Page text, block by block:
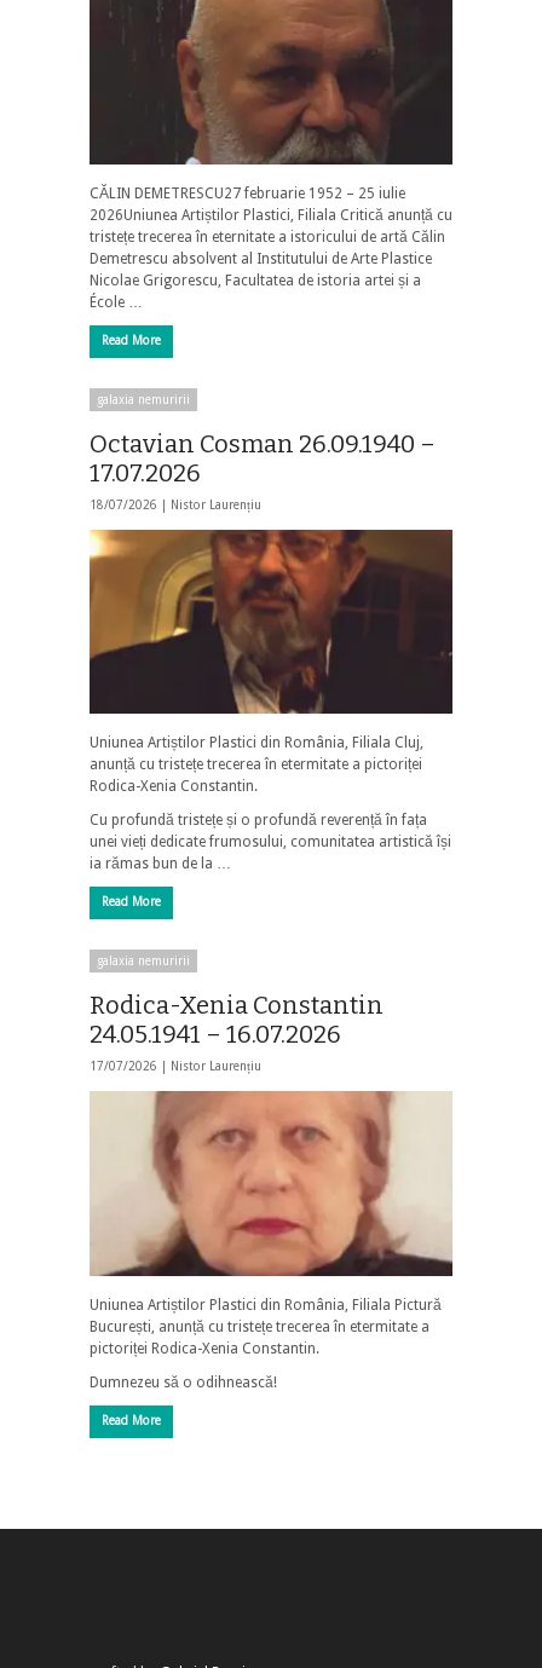
CĂLIN DEMETRESCU27 februarie 1952 – 25 iulie
2026Uniunea Artiștilor Plastici, Filiala Critică anunță cu
tristețe trecerea în eternitate a istoricului de artă Călin
Demetrescu absolvent al Institutului de Arte Plastice
Nicolae Grigorescu, Facultatea de istoria artei și a
École …
Read More
galaxia nemuririi
Octavian Cosman 26.09.1940 –
17.07.2026
18/07/2026 | Nistor Laurențiu
Uniunea Artiștilor Plastici din România, Filiala Cluj,
anunță cu tristețe trecerea în etermitate a pictoriței
Rodica-Xenia Constantin.
Cu profundă tristețe și o profundă reverență în fața
unei vieți dedicate frumosului, comunitatea artistică își
ia rămas bun de la …
Read More
galaxia nemuririi
Rodica-Xenia Constantin
24.05.1941 – 16.07.2026
17/07/2026 | Nistor Laurențiu
Uniunea Artiștilor Plastici din România, Filiala Pictură
București, anunță cu tristețe trecerea în etermitate a
pictoriței Rodica-Xenia Constantin.
Dumnezeu să o odihnească!
Read More